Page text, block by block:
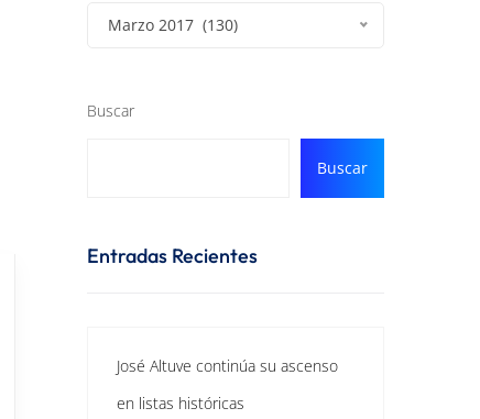
Marzo 2017 (130)
Buscar
Buscar
Entradas Recientes
José Altuve continúa su ascenso
en listas históricas